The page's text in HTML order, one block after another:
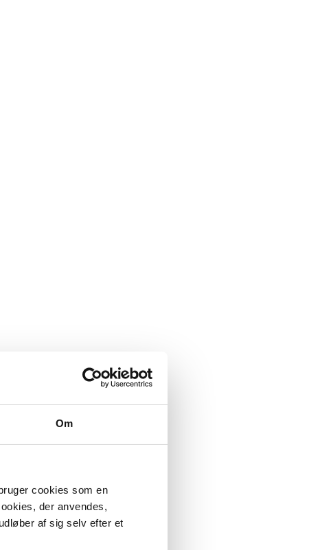
Om
cookies som en
der anvendes,
af sig selv efter et